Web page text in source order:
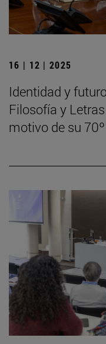
16 | 12 | 2025
Identidad y
Filosofía y
motivo de su